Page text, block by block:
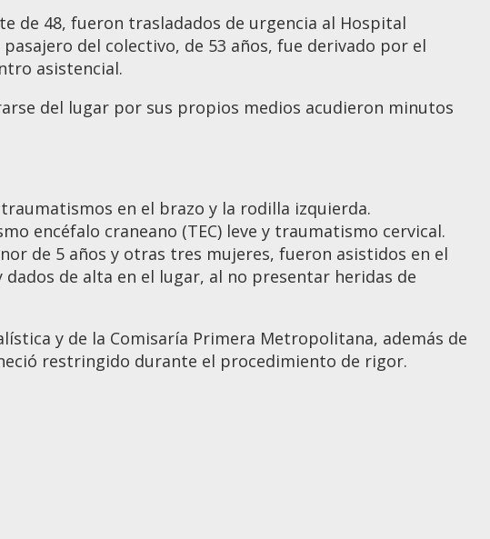
de 48, fueron trasladados de urgencia al Hospital
del colectivo, de 53 años, fue derivado por el
asistencial.
del lugar por sus propios medios acudieron minutos
en el brazo y la rodilla izquierda.
encéfalo craneano (TEC) leve y traumatismo cervical.
de 5 años y otras tres mujeres, fueron asistidos en el
de alta en el lugar, al no presentar heridas de
y de la Comisaría Primera Metropolitana, además de
restringido durante el procedimiento de rigor.